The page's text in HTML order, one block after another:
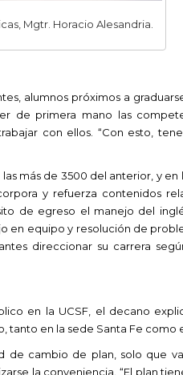
Mgtr. Horacio Alesandria.
alumnos próximos a
de primera mano las
con ellos. “Con esto,
más de 3500 del anterior, y en
y refuerza contenidos
de egreso el manejo del
en equipo y resolución de
direccionar su carrera
en la UCSF, el decano
tanto en la sede Santa Fe como
de cambio de plan, solo que
la conveniencia. “El plan